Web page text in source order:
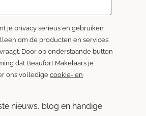
je privacy serieus en gebruiken
om de producten en services
Door op onderstaande button
dat Beaufort Makelaars je
ons volledige cookie- en
nieuws, blog en handige